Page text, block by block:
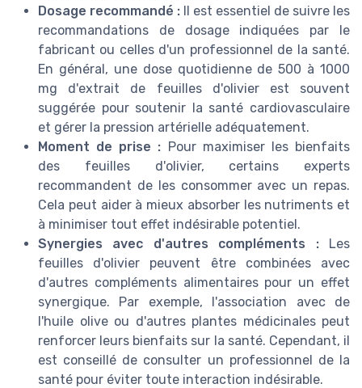
Dosage recommandé : Il est essentiel de suivre les
recommandations de dosage indiquées par le
fabricant ou celles d'un professionnel de la santé.
En général, une dose quotidienne de 500 à 1000
mg d'extrait de feuilles d'olivier est souvent
suggérée pour soutenir la santé cardiovasculaire
et gérer la pression artérielle adéquatement.
Moment de prise : Pour maximiser les bienfaits
des feuilles d'olivier, certains experts
recommandent de les consommer avec un repas.
Cela peut aider à mieux absorber les nutriments et
à minimiser tout effet indésirable potentiel.
Synergies avec d'autres compléments :Les
feuilles d'olivier peuvent être combinées avec
d'autres compléments alimentaires pour un effet
synergique. Par exemple, l'association avec de
l'huile olive ou d'autres plantes médicinales peut
renforcer leurs bienfaits sur la santé. Cependant, il
est conseillé de consulter un professionnel de la
santé pour éviter toute interaction indésirable.